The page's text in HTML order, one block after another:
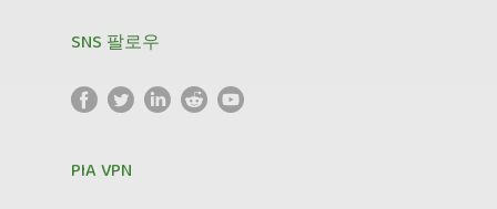
SNS 팔로우
PIA VPN